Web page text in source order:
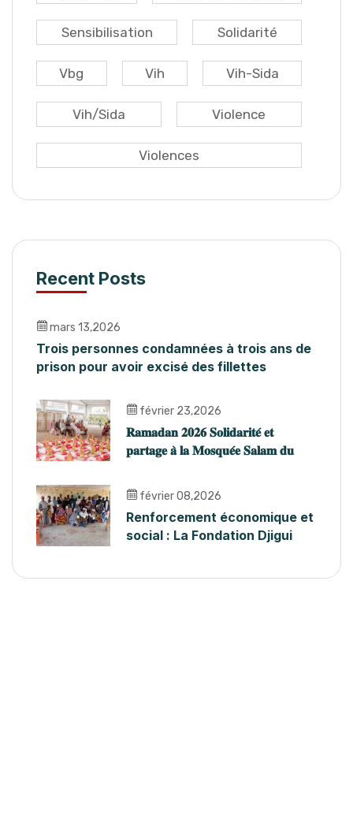
Sensibilisation Solidarité
Vbg Vih Vih-Sida
Vih/sida Violence
Violences
Recent Posts
mars 13,2026
Trois personnes condamnées à trois ans de
prison pour avoir excisé des fillettes
février 23,2026
𝐑𝐚𝐦𝐚𝐝𝐚𝐧 𝟐𝟎𝟐𝟔 𝐒𝐨𝐥𝐢𝐝𝐚𝐫𝐢𝐭𝐞́ 𝐞𝐭
𝐩𝐚𝐫𝐭𝐚𝐠𝐞 𝐚̀ 𝐥𝐚 𝐌𝐨𝐬𝐪𝐮𝐞́𝐞 𝐒𝐚𝐥𝐚𝐦 𝐝𝐮
février 08,2026
Renforcement économique et
social : La Fondation Djigui